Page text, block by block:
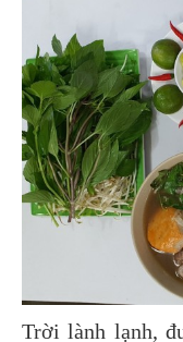
Trời lành lạnh,